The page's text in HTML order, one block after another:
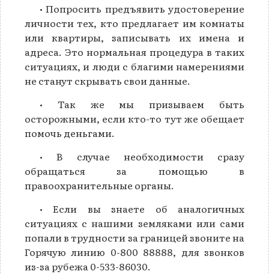
• Попросить предъявить удостоверение
личности тех, кто предлагает им комнаты
или квартиры, записывать их имена и
адреса. Это нормальная процедура в таких
ситуациях, и люди с благими намерениями
не станут скрывать свои данные.
• Так же мы призываем быть
осторожными, если кто-то тут же обещает
помочь деньгами.
• В случае необходимости сразу
обращаться за помощью в
правоохранительные органы.
• Если вы знаете об аналогичных
ситуациях с нашими земляками или сами
попали в трудности за границей звоните на
Горячую линию 0-800 88888, для звонков
из-за рубежа 0-533-86030.